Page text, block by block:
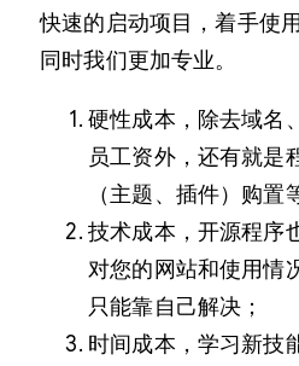
快速的启动项目，着手使
同时我们更加专业。
硬性成本，除去域名
员工资外，还有就是
（主题、插件）购置
技术成本，开源程序
对您的网站和使用情
只能靠自己解决；
时间成本，学习新技